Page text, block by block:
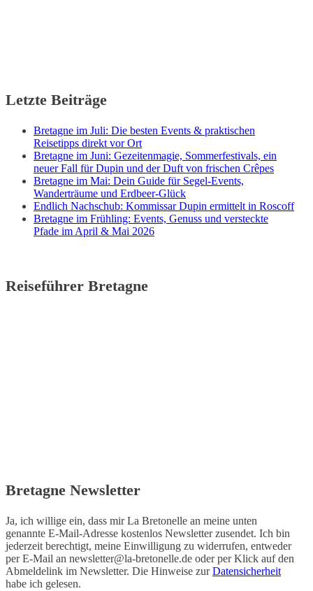
Letzte Beiträge
Bretagne im Juli: Die besten Events & praktischen
Reisetipps direkt vor Ort
Bretagne im Juni: Gezeitenmagie, Sommerfestivals, ein
neuer Fall für Dupin und der Duft von frischen Crêpes
Bretagne im Mai: Dein Guide für Segel-Events,
Wanderträume und Erdbeer-Glück
Endlich Nachschub: Kommissar Dupin ermittelt in Roscoff
Bretagne im Frühling: Events, Genuss und versteckte
Pfade im April & Mai 2026
Reiseführer Bretagne
Bretagne Newsletter
Ja, ich willige ein, dass mir La Bretonelle an meine unten
genannte E-Mail-Adresse kostenlos Newsletter zusendet. Ich bin
jederzeit berechtigt, meine Einwilligung zu widerrufen, entweder
per E-Mail an newsletter@la-bretonelle.de oder per Klick auf den
Abmeldelink im Newsletter. Die Hinweise zurDatensicherheit
habe ich gelesen.